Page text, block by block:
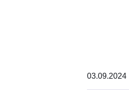
03.09.2024